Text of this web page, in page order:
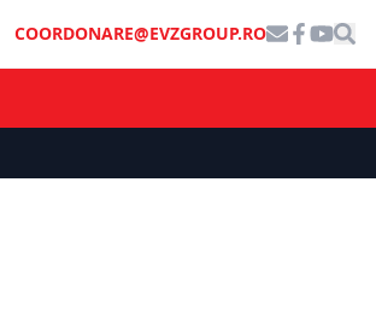
COORDONARE@EVZGROUP.RO